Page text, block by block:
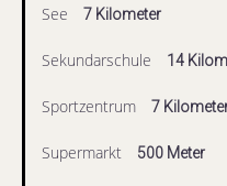
See 7 Kilometer
Sekundarschule 14
Sportzentrum 7
Supermarkt 500 Meter